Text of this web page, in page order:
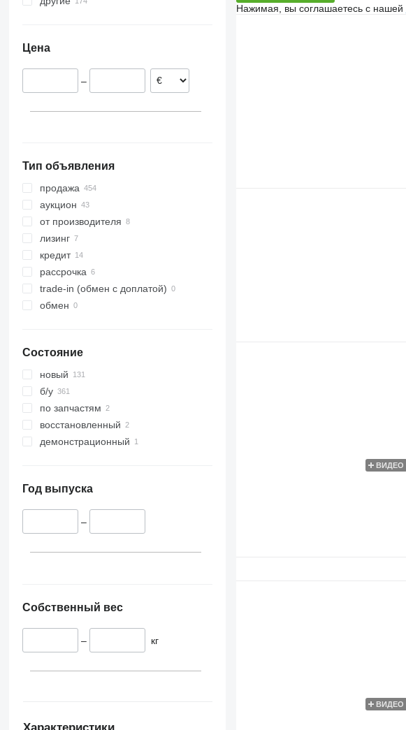
Дания
Нидерланды
Цена
–
Тип объявления
продажа
аукцион
от производителя
лизинг
кредит
рассрочка
trade-in (обмен с доплатой)
обмен
Состояние
новый
б/у
по запчастям
восстановленный
демонстрационный
Год выпуска
–
Собственный вес
– кг
Нажимая, вы соглашаетесь с нашей
ВИДЕО
ВИДЕО